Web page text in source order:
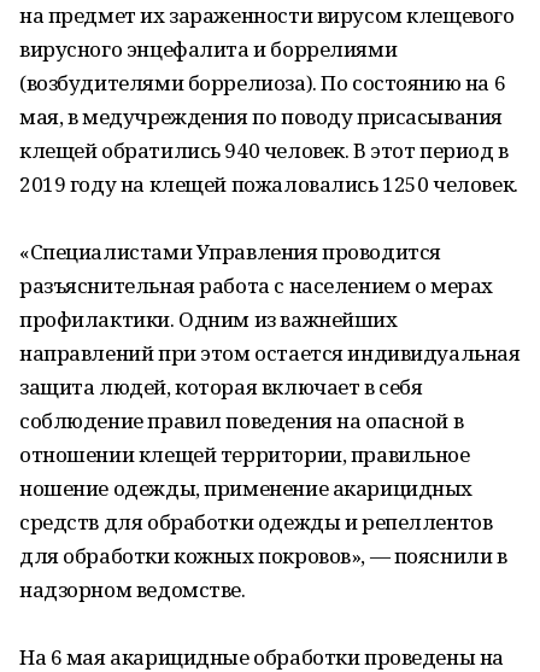
на предмет их зараженности вирусом клещевого
вирусного энцефалита и боррелиями
(возбудителями боррелиоза). По состоянию на 6
мая, в медучреждения по поводу присасывания
клещей обратились 940 человек. В этот период в
2019 году на клещей пожаловались 1250 человек.
«Специалистами Управления проводится
разъяснительная работа с населением о мерах
профилактики. Одним из важнейших
направлений при этом остается индивидуальная
защита людей, которая включает в себя
соблюдение правил поведения на опасной в
отношении клещей территории, правильное
ношение одежды, применение акарицидных
средств для обработки одежды и репеллентов
для обработки кожных покровов», — пояснили в
надзорном ведомстве.
На 6 мая акарицидные обработки проведены на